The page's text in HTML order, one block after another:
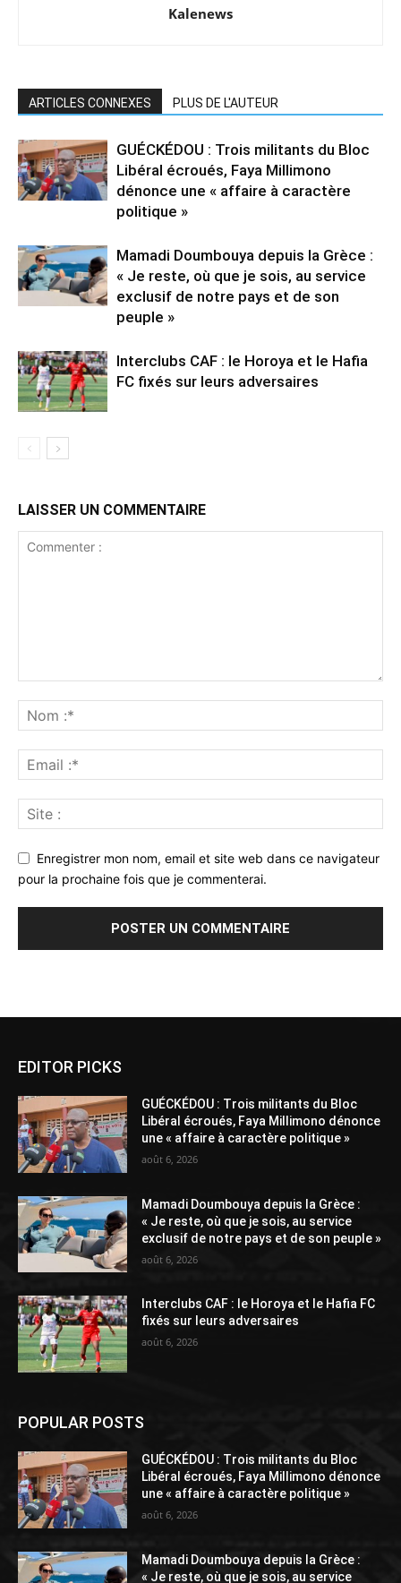
Kalenews
ARTICLES CONNEXES PLUS DE L'AUTEUR
GUÉCKÉDOU : Trois militants du Bloc
Libéral écroués, Faya Millimono
dénonce une « affaire à caractère
politique »
Mamadi Doumbouya depuis la Grèce :
« Je reste, où que je sois, au service
exclusif de notre pays et de son
peuple »
Interclubs CAF : le Horoya et le Hafia
FC fixés sur leurs adversaires
LAISSER UN COMMENTAIRE
Enregistrer mon nom, email et site web dans ce navigateur
pour la prochaine fois que je commenterai.
EDITOR PICKS
GUÉCKÉDOU : Trois militants du Bloc
Libéral écroués, Faya Millimono dénonce
une « affaire à caractère politique »
août 6, 2026
Mamadi Doumbouya depuis la Grèce :
« Je reste, où que je sois, au service
exclusif de notre pays et de son peuple »
août 6, 2026
Interclubs CAF : le Horoya et le Hafia FC
fixés sur leurs adversaires
août 6, 2026
POPULAR POSTS
GUÉCKÉDOU : Trois militants du Bloc
Libéral écroués, Faya Millimono dénonce
une « affaire à caractère politique »
août 6, 2026
Mamadi Doumbouya depuis la Grèce :
« Je reste, où que je sois, au service